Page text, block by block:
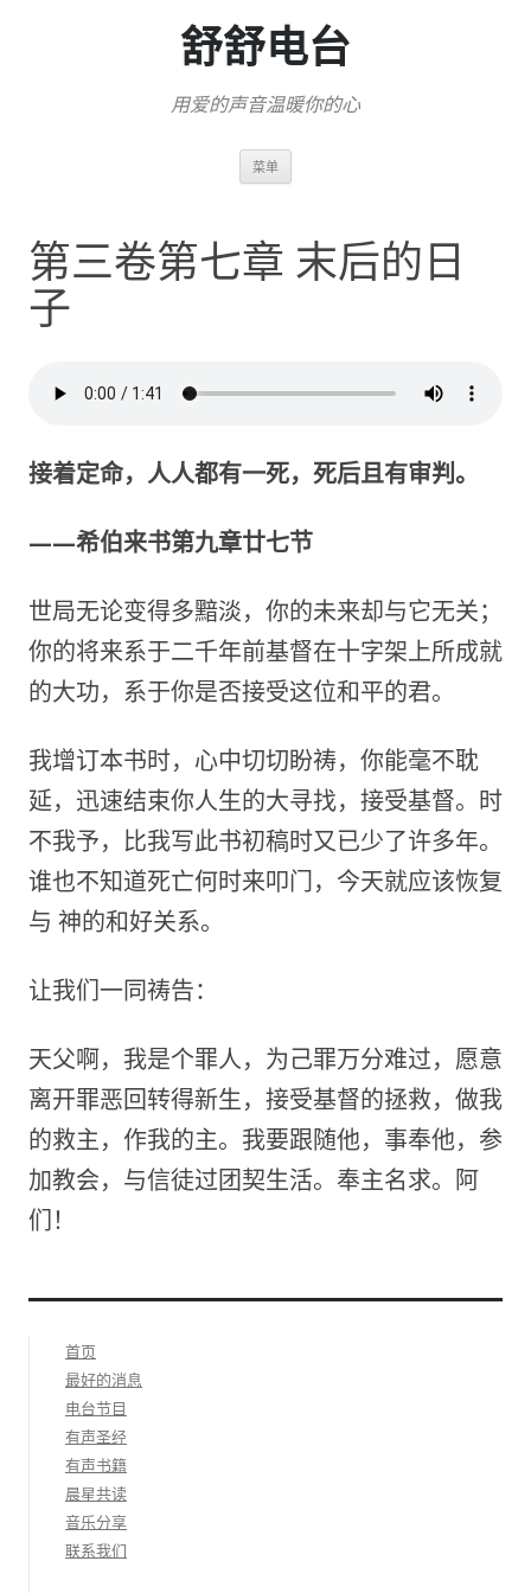
舒舒电台
用爱的声音温暖你的心
菜单
第三卷第七章 末后的日
子
接着定命，人人都有一死，死后且有审判。
——希伯来书第九章廿七节
世局无论变得多黯淡，你的未来却与它无关；
你的将来系于二千年前基督在十字架上所成就
的大功，系于你是否接受这位和平的君。
我增订本书时，心中切切盼祷，你能毫不耽
延，迅速结束你人生的大寻找，接受基督。时
不我予，比我写此书初稿时又已少了许多年。
谁也不知道死亡何时来叩门，今天就应该恢复
与 神的和好关系。
让我们一同祷告：
天父啊，我是个罪人，为己罪万分难过，愿意
离开罪恶回转得新生，接受基督的拯救，做我
的救主，作我的主。我要跟随他，事奉他，参
加教会，与信徒过团契生活。奉主名求。阿
们！
首页
最好的消息
电台节目
有声圣经
有声书籍
晨星共读
音乐分享
联系我们